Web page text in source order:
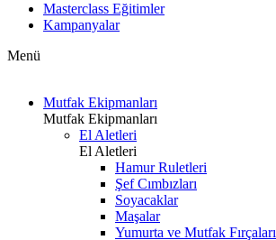
Masterclass Eğitimler
Kampanyalar
Menü
Mutfak Ekipmanları
Mutfak Ekipmanları
El Aletleri
El Aletleri
Hamur Ruletleri
Şef Cımbızları
Soyacaklar
Maşalar
Yumurta ve Mutfak Fırçaları